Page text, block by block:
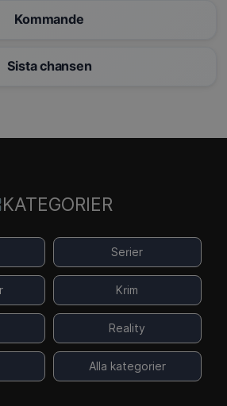
Kommande
Sista chansen
KATEGORIER
Serier
Krim
Reality
Alla kategorier